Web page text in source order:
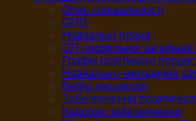
Опис спеціальності
ОПП
Навчальні плани
ОП профільної загальної
Графік освітнього
Навчально-методичне
Вибір дисциплін
Забезпечення
Кадрове забезпечення